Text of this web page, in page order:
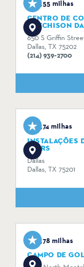
3,55 milhas
CENTRO DE
HUTCHISON
650 S Griffin
Dallas, TX 75202
(214) 939-2700
3,74 milhas
INSTALAÇÕES
STARS
Dallas
Dallas, TX 75201
3,78 milhas
CAMPO DE